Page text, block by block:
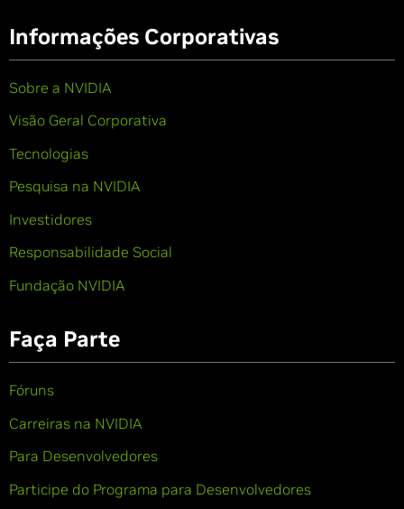
Informações Corporativas
Sobre a NVIDIA
Visão Geral Corporativa
Tecnologias
Pesquisa na NVIDIA
Investidores
Responsabilidade Social
Fundação NVIDIA
Faça Parte
Fóruns
Carreiras na NVIDIA
Para Desenvolvedores
Participe do Programa para Desenvolvedores